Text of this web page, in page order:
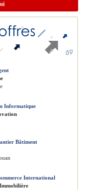
Informatique
Bâtiment
International